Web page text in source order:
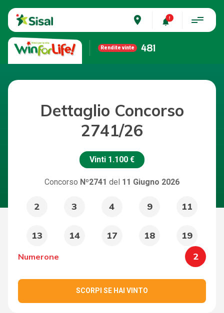
place
Rendite vinte 481
Dettaglio Concorso
2741/26
Vinti 1.100 €
Concorso Nº2741 del 11 Giugno 2026
2 3 4 9 11
13 14 17 18 19
Numerone 2
SCORPI SE HAI VINTO